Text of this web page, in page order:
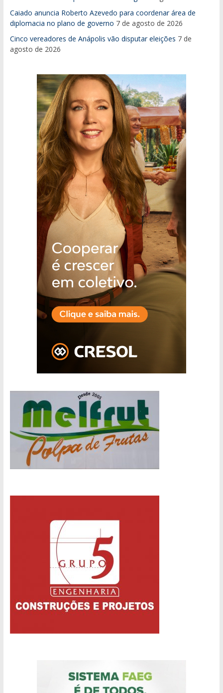
Caiado anuncia Roberto Azevedo para coordenar área de
diplomacia no plano de governo 7 de agosto de 2026
Cinco vereadores de Anápolis vão disputar eleições 7 de
agosto de 2026